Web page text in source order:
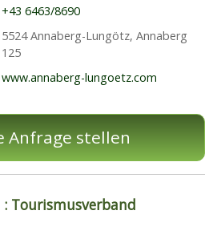
+43 6463/8690
5524 Annaberg-Lungötz,Annaberg
125
www.annaberg-lungoetz.com
Anfrage stellen
Tourismusverband